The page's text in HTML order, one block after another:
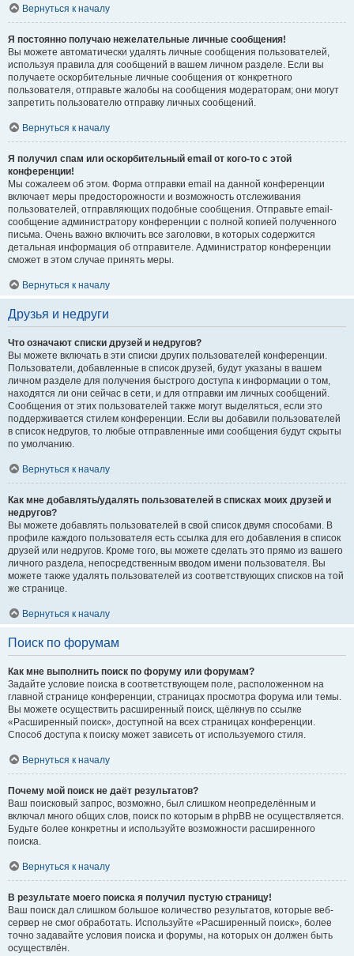
Вернуться к началу
Я постоянно получаю нежелательные личные сообщения!
Вы можете автоматически удалять личные сообщения пользователей,
используя правила для сообщений в вашем личном разделе. Если вы
получаете оскорбительные личные сообщения от конкретного
пользователя, отправьте жалобы на сообщения модераторам; они могут
запретить пользователю отправку личных сообщений.
Вернуться к началу
Я получил спам или оскорбительный email от кого-то с этой
конференции!
Мы сожалеем об этом. Форма отправки email на данной конференции
включает меры предосторожности и возможность отслеживания
пользователей, отправляющих подобные сообщения. Отправьте email-
сообщение администратору конференции с полной копией полученного
письма. Очень важно включить все заголовки, в которых содержится
детальная информация об отправителе. Администратор конференции
сможет в этом случае принять меры.
Вернуться к началу
Друзья и недруги
Что означают списки друзей и недругов?
Вы можете включать в эти списки других пользователей конференции.
Пользователи, добавленные в список друзей, будут указаны в вашем
личном разделе для получения быстрого доступа к информации о том,
находятся ли они сейчас в сети, и для отправки им личных сообщений.
Сообщения от этих пользователей также могут выделяться, если это
поддерживается стилем конференции. Если вы добавили пользователей
в список недругов, то любые отправленные ими сообщения будут скрыты
по умолчанию.
Вернуться к началу
Как мне добавлять/удалять пользователей в списках моих друзей и
недругов?
Вы можете добавлять пользователей в свой список двумя способами. В
профиле каждого пользователя есть ссылка для его добавления в список
друзей или недругов. Кроме того, вы можете сделать это прямо из вашего
личного раздела, непосредственным вводом имени пользователя. Вы
можете также удалять пользователей из соответствующих списков на той
же странице.
Вернуться к началу
Поиск по форумам
Как мне выполнить поиск по форуму или форумам?
Задайте условие поиска в соответствующем поле, расположенном на
главной странице конференции, страницах просмотра форума или темы.
Вы можете осуществить расширенный поиск, щёлкнув по ссылке
«Расширенный поиск», доступной на всех страницах конференции.
Способ доступа к поиску может зависеть от используемого стиля.
Вернуться к началу
Почему мой поиск не даёт результатов?
Ваш поисковый запрос, возможно, был слишком неопределённым и
включал много общих слов, поиск по которым в phpBB не осуществляется.
Будьте более конкретны и используйте возможности расширенного
поиска.
Вернуться к началу
В результате моего поиска я получил пустую страницу!
Ваш поиск дал слишком большое количество результатов, которые веб-
сервер не смог обработать. Используйте «Расширенный поиск», более
точно задавайте условия поиска и форумы, на которых он должен быть
осуществлён.